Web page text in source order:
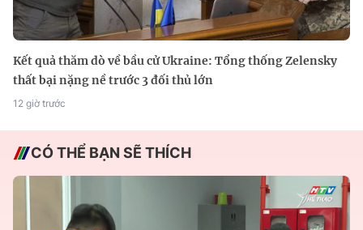
Kết quả thăm dò về bầu cử Ukraine: Tổng thống Zelensky
thất bại nặng nề trước 3 đối thủ lớn
12 giờ trước
CÓ THỂ BẠN SẼ THÍCH